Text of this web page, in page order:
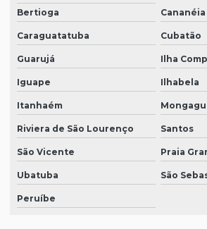
Bertioga
Cananéia
Caraguatatuba Cubatão
Guarujá Ilha
Iguape Ilhabela
Itanhaém
Riviera de São Lourenço Santos
São Vicente Praia
Ubatuba São
Peruíbe